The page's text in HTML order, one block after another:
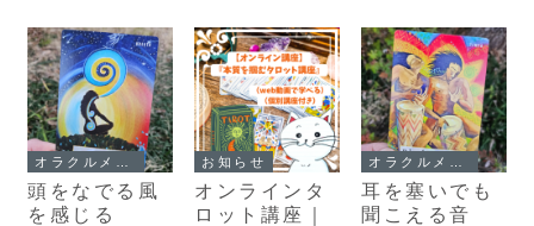
頭をなでる風
を感じる
お知らせ
オンラインタ
ロット講座｜
耳を塞いでも
聞こえる音